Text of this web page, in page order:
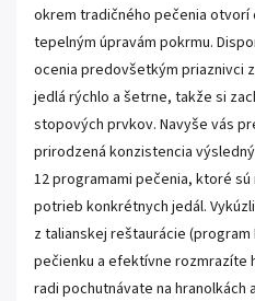
okrem tradičného pečenia
tepelným úpravám pokrmu.
ocenia predovšetkým priaznivci
jedlá rýchlo a šetrne, takže si
stopových prvkov. Navyše vás
prirodzená konzistencia
12 programami pečenia, ktoré
potrieb konkrétnych jedál.
z talianskej reštaurácie (program
pečienku a efektívne rozmrazíte
radi pochutnávate na hranolkách